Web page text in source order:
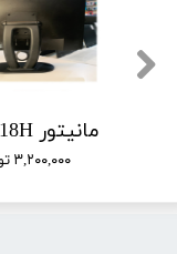
لپ تاپ Microsoft Surface Laptop 3 | Core i5-1035G7 | رم 8 گیگ | SSD 256 | لمسی 2K | در حد آک
۳,۲۰۰,۰۰۰ تومان